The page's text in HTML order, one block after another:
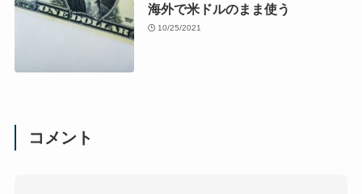
海外で米ドルのまま使う
10/25/2021
コメント